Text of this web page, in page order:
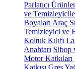
Parlatıcı
ve
Boyaları Araç
Temizleyici ve
Koltuk Kılıfı
Anahtarı Sibop
Motor Katkıları
Katkısı Gres